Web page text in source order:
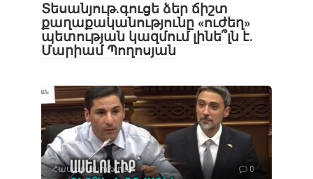
Տեսանյութ․գուցե ձեր ճիշտ
քաղաքականությունը «ուժեղ»
պետության կազմում լինե՞լն է.
Մարիամ Պողոսյան
Հասարակություն 0